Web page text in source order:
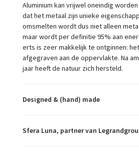
Aluminium kan vrijwel oneindig
dat het metaal zijn unieke
omsmelten wordt dus niet alleen
maar wordt per definitie 95% aan
erts is zeer makkelijk te ontginnen:
afgegraven aan de oppervlakte. Na
jaar heeft de natuur zich hersteld.
Designed & (hand) made
Sfera Luna, partner van